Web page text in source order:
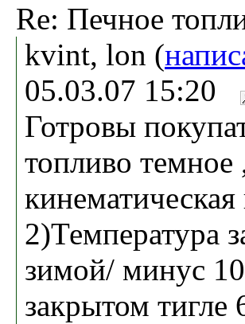
Re: Печное
kvint, lon (
05.03.07 15:20
Готровы
топливо
2)Температура
зимой/ минус
закрытом тигле